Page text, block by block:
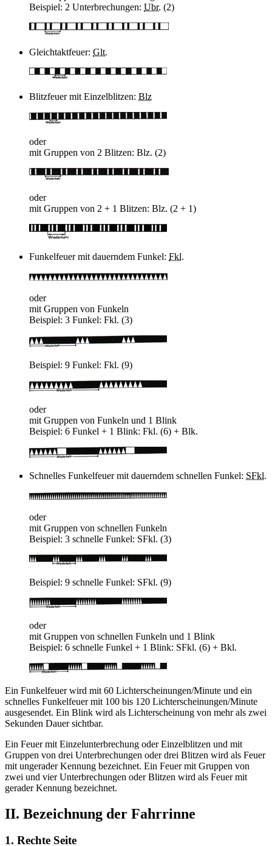
Beispiel: 2 Unterbrechungen: Ubr. (2)
Gleichtaktfeuer: Glt.
Blitzfeuer mit Einzelblitzen: Blz
oder
mit Gruppen von 2 Blitzen: Blz. (2)
oder
mit Gruppen von 2 + 1 Blitzen: Blz. (2 + 1)
Funkelfeuer mit dauerndem Funkel: Fkl.
oder
mit Gruppen von Funkeln
Beispiel: 3 Funkel: Fkl. (3)
Beispiel: 9 Funkel: Fkl. (9)
oder
mit Gruppen von Funkeln und 1 Blink
Beispiel: 6 Funkel + 1 Blink: Fkl. (6) + Blk.
Schnelles Funkelfeuer mit dauerndem schnellen Funkel: SFkl.
oder
mit Gruppen von schnellen Funkeln
Beispiel: 3 schnelle Funkel: SFkl. (3)
Beispiel: 9 schnelle Funkel: SFkl. (9)
oder
mit Gruppen von schnellen Funkeln und 1 Blink
Beispiel: 6 schnelle Funkel + 1 Blink: SFkl. (6) + Bkl.
Ein Funkelfeuer wird mit 60 Lichterscheinungen/Minute und ein
schnelles Funkelfeuer mit 100 bis 120 Lichterscheinungen/Minute
ausgesendet. Ein Blink wird als Lichterscheinung von mehr als zwei
Sekunden Dauer sichtbar.
Ein Feuer mit Einzelunterbrechung oder Einzelblitzen und mit
Gruppen von drei Unterbrechungen oder drei Blitzen wird als Feuer
mit ungerader Kennung bezeichnet. Ein Feuer mit Gruppen von
zwei und vier Unterbrechungen oder Blitzen wird als Feuer mit
gerader Kennung bezeichnet.
II. Bezeichnung der Fahrrinne
1. Rechte Seite